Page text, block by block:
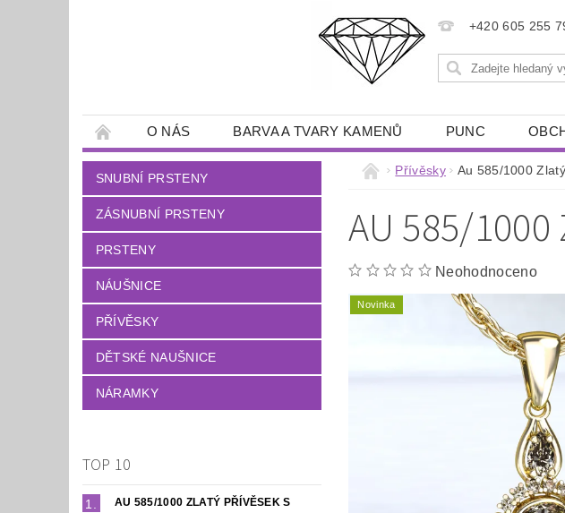
+420 605 255
O NÁS BARVA A TVARY KAMENŮ PUNC
SNUBNÍ PRSTENY
ZÁSNUBNÍ PRSTENY
PRSTENY
NÁUŠNICE
PŘÍVĚSKY
DĚTSKÉ NAUŠNICE
NÁRAMKY
TOP 10
AU 585/1000 ZLATÝ PŘÍVĚSEK S
Přívěsky Au 585/1000
AU 585/1000
Neohodnoceno
Novinka